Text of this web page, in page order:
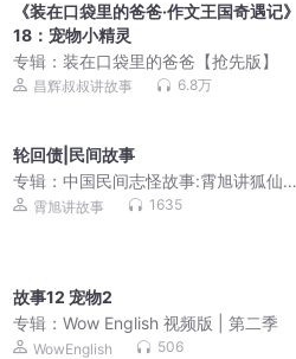
《装在口袋里的爸爸·作文王国奇遇记》
18：宠物小精灵
专辑： 装在口袋里的爸爸【抢先版】
昌辉叔叔讲故事 6.8万
轮回债|民间故事
专辑： 中国民间志怪故事:霄旭讲狐仙鬼
怪那些事儿|鬼故事 恐怖故事 聊斋
霄旭讲故事 1635
故事12 宠物2
专辑： Wow English 视频版 | 第二季
WowEnglish 506